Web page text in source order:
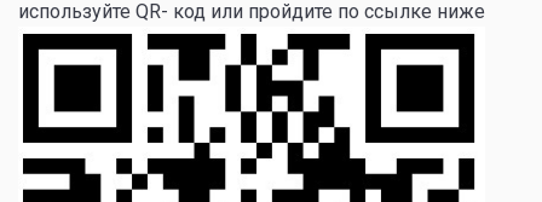
используйте QR- код или пройдите по ссылке ниже